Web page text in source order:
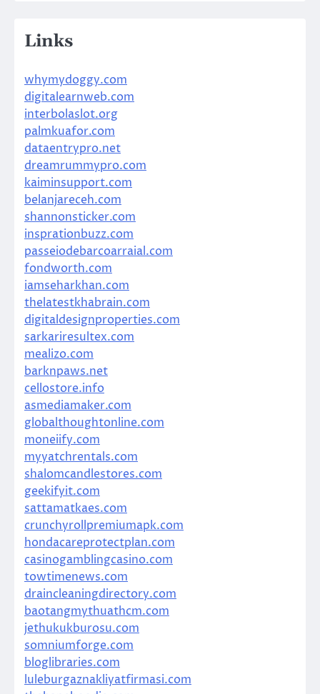
Links
whymydoggy.com
digitalearnweb.com
interbolaslot.org
palmkuafor.com
dataentrypro.net
dreamrummypro.com
kaiminsupport.com
belanjareceh.com
shannonsticker.com
insprationbuzz.com
passeiodebarcoarraial.com
fondworth.com
iamseharkhan.com
thelatestkhabrain.com
digitaldesignproperties.com
sarkariresultex.com
mealizo.com
barknpaws.net
cellostore.info
asmediamaker.com
globalthoughtonline.com
moneiify.com
myyatchrentals.com
shalomcandlestores.com
geekifyit.com
sattamatkaes.com
crunchyrollpremiumapk.com
hondacareprotectplan.com
casinogamblingcasino.com
towtimenews.com
draincleaningdirectory.com
baotangmythuathcm.com
jethukukburosu.com
somniumforge.com
bloglibraries.com
luleburgaznakliyatfirmasi.com